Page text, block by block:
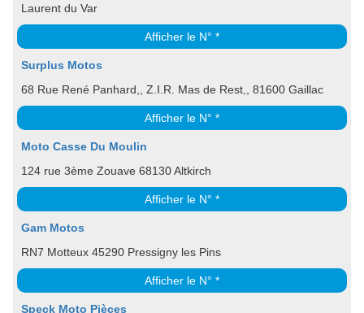
Laurent du Var
Afficher le N° *
Surplus Motos
68 Rue René Panhard,, Z.I.R. Mas de Rest,, 81600 Gaillac
Afficher le N° *
Moto Casse Du Moulin
124 rue 3ème Zouave 68130 Altkirch
Afficher le N° *
Gam Motos
RN7 Motteux 45290 Pressigny les Pins
Afficher le N° *
Speck Moto Pièces